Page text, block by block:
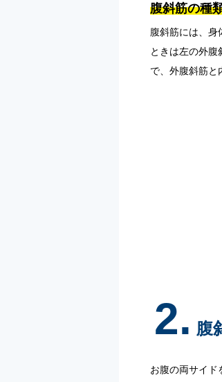
腹斜筋の種
腹斜筋には、身
ときは左の外
で、外腹斜筋と
2. 腹
お腹の両サイド